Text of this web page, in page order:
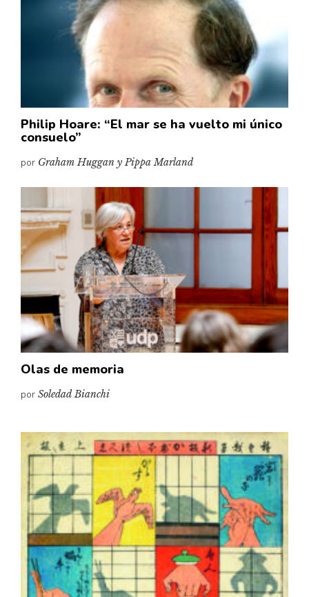
Philip Hoare: “El mar se ha vuelto mi único
consuelo”
por Graham Huggan y Pippa Marland
Olas de memoria
por Soledad Bianchi